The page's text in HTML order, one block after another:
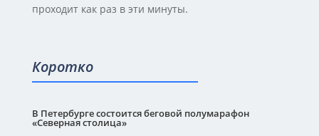
проходит как раз в эти минуты.
Коротко
В Петербурге состоится беговой полумарафон
«Северная столица»